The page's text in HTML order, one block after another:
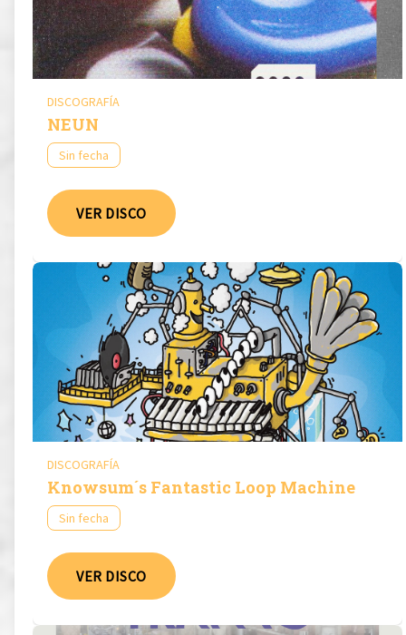
DISCOGRAFÍA
NEUN
Sin fecha
VER DISCO
DISCOGRAFÍA
Knowsum´s Fantastic Loop Machine
Sin fecha
VER DISCO